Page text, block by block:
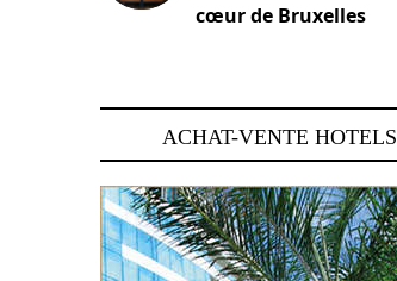
cœur de Bruxelles
ACHAT-VENTE HOTELS